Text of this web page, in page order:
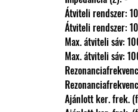
Átviteli
Átviteli
Max.
Max.
Ajánlott